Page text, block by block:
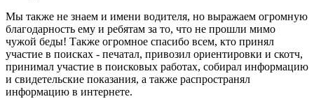
Мы также не знаем и имени водителя, но выражаем огромную
благодарность ему и ребятам за то, что не прошли мимо
чужой беды! Также огромное спасибо всем, кто принял
участие в поисках - печатал, привозил ориентировки и скотч,
принимал участие в поисковых работах, собирал информацию
и свидетельские показания, а также распространял
информацию в интернете.